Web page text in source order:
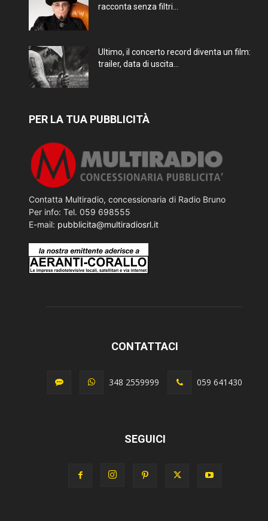
racconta senza filtri...
Ultimo, il concerto record diventa un film:
trailer, data di uscita...
PER LA TUA PUBBLICITÀ
Contatta Multiradio, concessionaria di Radio Bruno
Per info: Tel. 059 698555
E-mail: pubblicita@multiradiosrl.it
CONTATTACI
348 2559999 059 641430
SEGUICI